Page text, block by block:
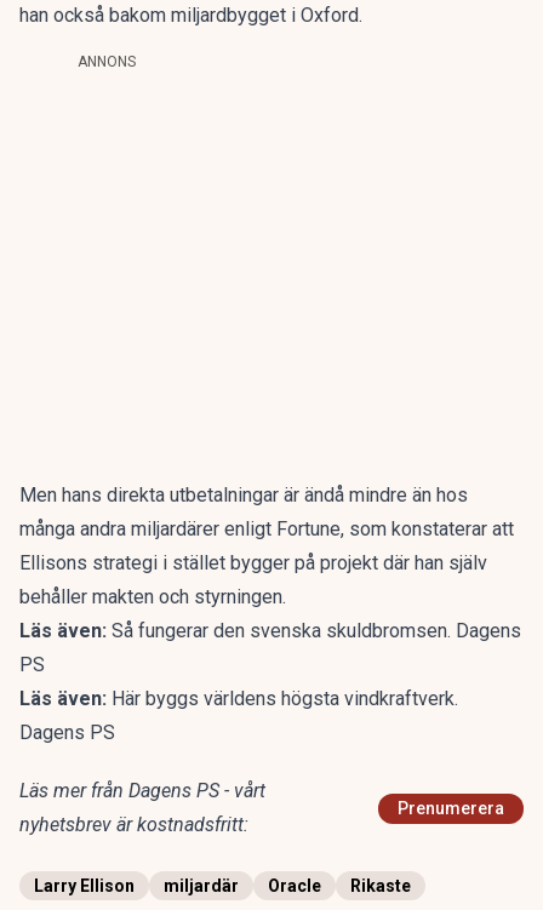
han också bakom miljardbygget i Oxford.
ANNONS
Men hans direkta utbetalningar är ändå mindre än hos
många andra miljardärer enligt Fortune, som konstaterar att
Ellisons strategi i stället bygger på projekt där han själv
behåller makten och styrningen.
Läs även: Så fungerar den svenska skuldbromsen. Dagens
PS
Läs även: Här byggs världens högsta vindkraftverk.
Dagens PS
Läs mer från Dagens PS - vårt
nyhetsbrev är kostnadsfritt:
Prenumerera
Larry Ellison miljardär Oracle Rikaste